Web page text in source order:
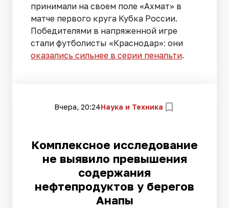
принимали на своем поле «Ахмат» в
матче первого круга Кубка России.
Победителями в напряженной игре
стали футболисты «Краснодар»: они
оказались сильнее в серии пенальти.
Вчера, 20:24Наука и Техника
Комплексное исследование
не выявило превышения
содержания
нефтепродуктов у берегов
Анапы